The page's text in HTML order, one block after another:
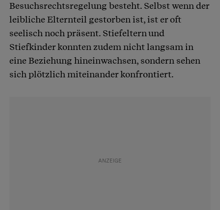
Besuchsrechtsregelung besteht. Selbst wenn der
leibliche Elternteil gestorben ist, ist er oft
seelisch noch präsent. Stiefeltern und
Stiefkinder konnten zudem nicht langsam in
eine Beziehung hineinwachsen, sondern sehen
sich plötzlich miteinander konfrontiert.